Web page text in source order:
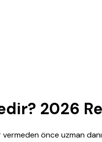
2026
önce uzman